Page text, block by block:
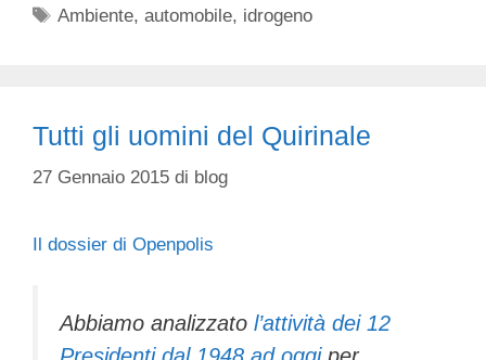
Tag
Ambiente,automobile, idrogeno
Tutti gli uomini del Quirinale
27 Gennaio 2015 di blog
Il dossier di Openpolis
Abbiamo analizzato l’attività dei 12